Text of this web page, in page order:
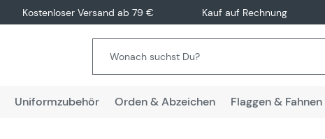
Kostenloser Versand ab 79 € Kauf auf Rechnung
Uniformzubehör Orden & Abzeichen Flaggen & Fahnen